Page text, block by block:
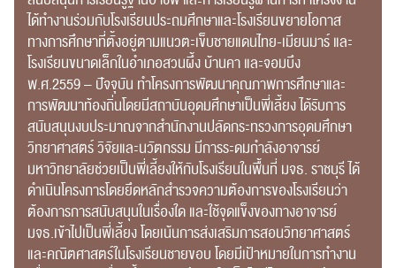
ได้ทำงานร่วมกับโรงเรียนประถมศึกษาและโรงเรียนขยายโอกาส
ทางการศึกษาที่ตั้งอยู่ตามแนวตะเข็บชายแดนไทย-เมียนมาร์ และ
โรงเรียนขนาดเล็กในอำเภอสวนผึ้ง บ้านคา และจอมบึง
พ.ศ.2559 – ปัจจุบัน ทำโครงการพัฒนาคุณภาพการศึกษาและ
การพัฒนาท้องถิ่นโดยมีสถาบันอุดมศึกษาเป็นพี่เลี้ยง ได้รับการ
สนับสนุนงบประมาณจากสำนักงานปลัดกระทรวงการอุดมศึกษา
วิทยาศาสตร์ วิจัยและนวัตกรรม มีการระดมกำลังอาจารย์
มหาวิทยาลัยช่วยเป็นพี่เลี้ยงให้กับโรงเรียนในพื้นที่ มจธ. ราชบุรี ได้
ดำเนินโครงการโดยยึดหลักสำรวจความต้องการของโรงเรียนว่า
ต้องการการสนับสนุนในเรื่องใด และใช้จุดแข็งของทางอาจารย์
มจธ.เข้าไปเป็นพี่เลี้ยง โดยเน้นการส่งเสริมการสอนวิทยาศาสตร์
และคณิตศาสตร์ในโรงเรียนชายขอบ โดยมีเป้าหมายในการทำงาน